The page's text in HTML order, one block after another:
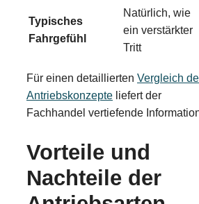
Typisches
Fahrgefühl
Natürlich, wie
ein verstärkter
Tritt
Für einen detaillierten Vergleich
Antriebskonzepte liefert der
Fachhandel vertiefende
Vorteile und
Nachteile der